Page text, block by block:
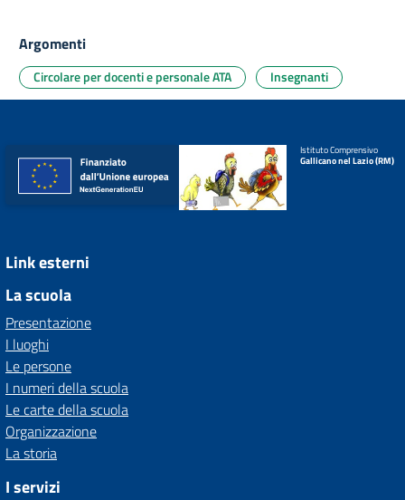
Argomenti
Circolare per docenti e personale ATA Insegnanti
Istituto Comprensivo
Gallicano nel Lazio (RM)
Link esterni
La scuola
Presentazione
I luoghi
Le persone
I numeri della scuola
Le carte della scuola
Organizzazione
La storia
I servizi